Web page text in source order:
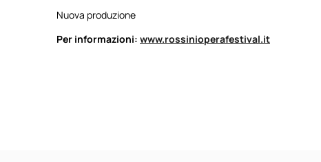
Nuova produzione
Per informazioni: www.rossinioperafestival.it